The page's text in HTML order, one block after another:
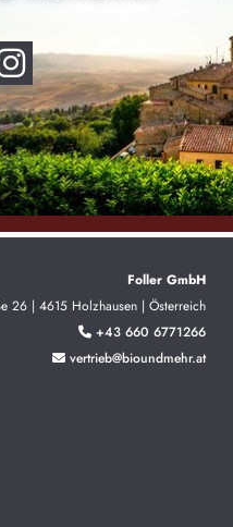
Foller GmbH
26 | 4615 Holzhausen | Österreich
 +43 660 6771266
 vertrieb@bioundmehr.at